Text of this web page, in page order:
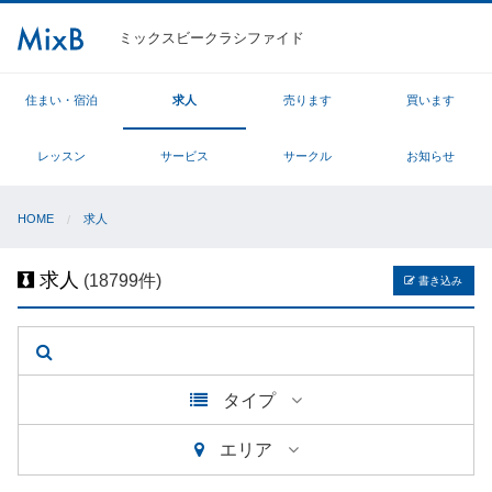
ミックスビークラシファイド
住まい・宿泊 求人 売ります 買います
レッスン サービス サークル お知らせ
HOME 求人
求人 (18799件) 書き込み
タイプ
エリア